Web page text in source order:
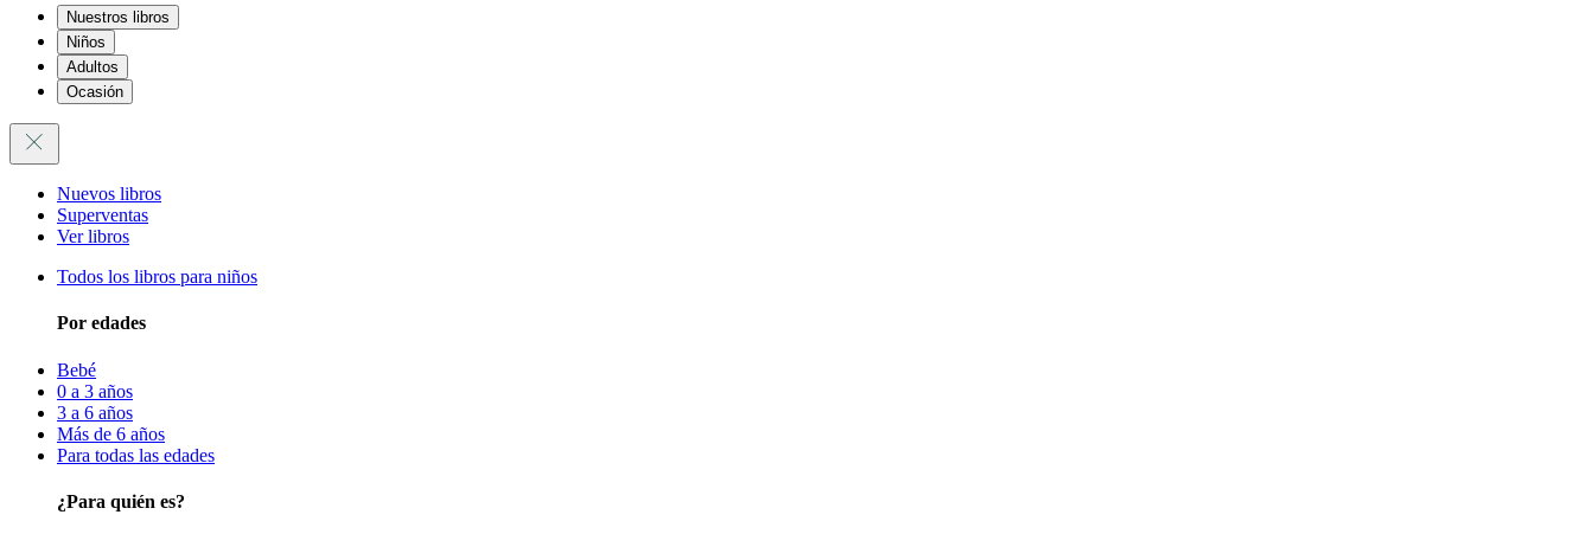
Nuestros libros
Niños
Adultos
Ocasión
Nuevos libros
Superventas
Ver libros
Todos los libros para niños
Por edades
Bebé
0 a 3 años
3 a 6 años
Más de 6 años
Para todas las edades
¿Para quién es?